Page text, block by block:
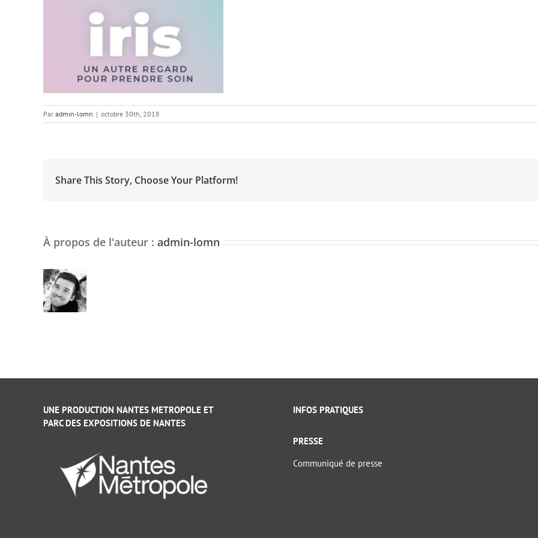
Par admin-lomn | octobre 30th, 2018
Share This Story, Choose Your Platform!
À propos de l'auteur : admin-lomn
UNE PRODUCTION NANTES METROPOLE ET
PARC DES EXPOSITIONS DE NANTES
INFOS PRATIQUES
PRESSE
Communiqué de presse